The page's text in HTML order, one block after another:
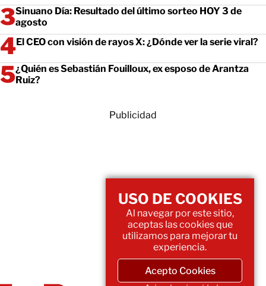
Sinuano Día: Resultado del último sorteo HOY 3 de
agosto
El CEO con visión de rayos X: ¿Dónde ver la serie viral?
¿Quién es Sebastián Fouilloux, ex esposo de Arantza
Ruiz?
Publicidad
USO DE COOKIES
Al navegar por este sitio,
aceptas las cookies que
utilizamos para mejorar tu
experiencia.
Acepto Cookies